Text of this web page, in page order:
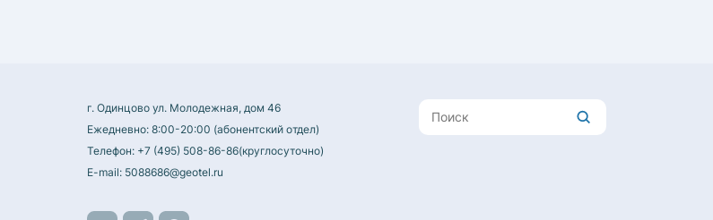
г. Одинцово ул. Молодежная, дом 46
Ежедневно: 8:00-20:00 (абонентский отдел)
Телефон: +7 (495) 508-86-86(круглосуточно)
E-mail: 5088686@geotel.ru